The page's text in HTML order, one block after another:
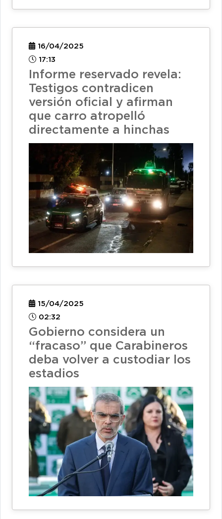
16/04/2025
17:13
Informe reservado revela:
Testigos contradicen
versión oficial y afirman
que carro atropelló
directamente a hinchas
15/04/2025
02:32
Gobierno considera un
“fracaso” que Carabineros
deba volver a custodiar los
estadios